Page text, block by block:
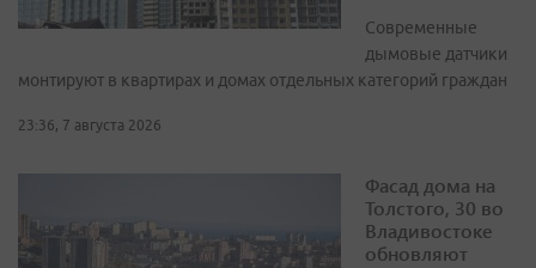
Современные
дымовые датчики
монтируют в квартирах и домах отдельных категорий граждан
23:36, 7 августа 2026
Фасад дома на
Толстого, 30 во
Владивостоке
обновляют